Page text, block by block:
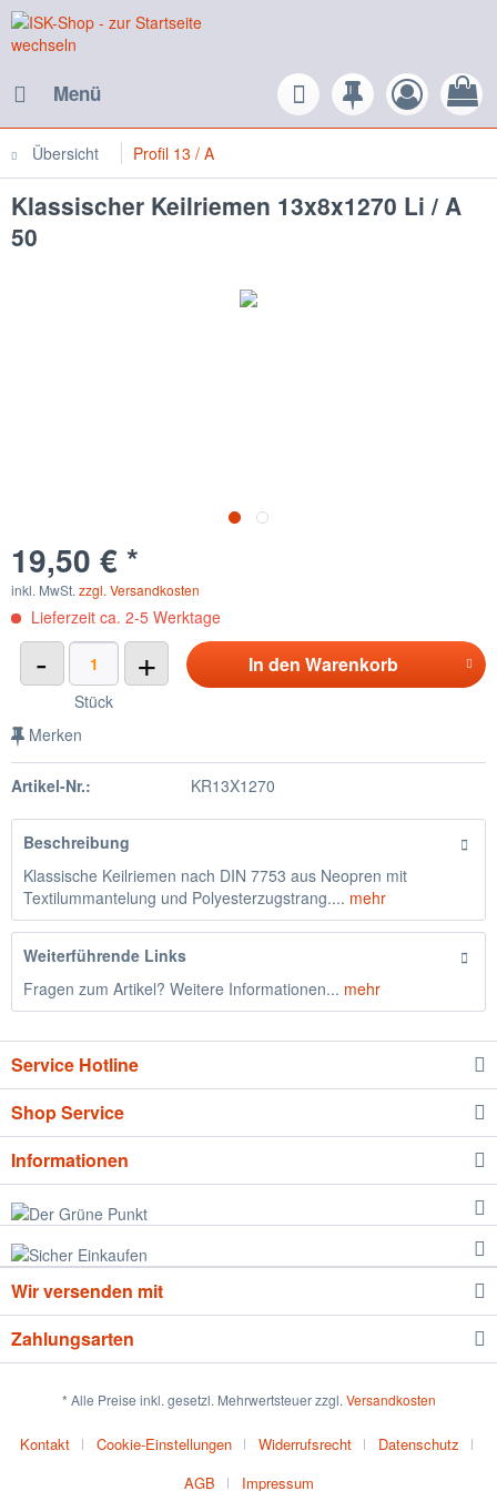
Menü
Übersicht Profil 13 / A
Klassischer Keilriemen 13x8x1270 Li / A
50
19,50 € *
inkl. MwSt. zzgl. Versandkosten
Lieferzeit ca. 2-5 Werktage
- +
Stück
In den Warenkorb
Merken
Artikel-Nr.: KR13X1270
Beschreibung
Klassische Keilriemen nach DIN 7753 aus Neopren mit
Textilummantelung und Polyesterzugstrang.... mehr
Weiterführende Links
Fragen zum Artikel? Weitere Informationen... mehr
Service Hotline
Shop Service
Informationen
Wir versenden mit
Zahlungsarten
* Alle Preise inkl. gesetzl. Mehrwertsteuer zzgl. Versandkosten
Kontakt Cookie-Einstellungen Widerrufsrecht
Datenschutz
AGB
Impressum